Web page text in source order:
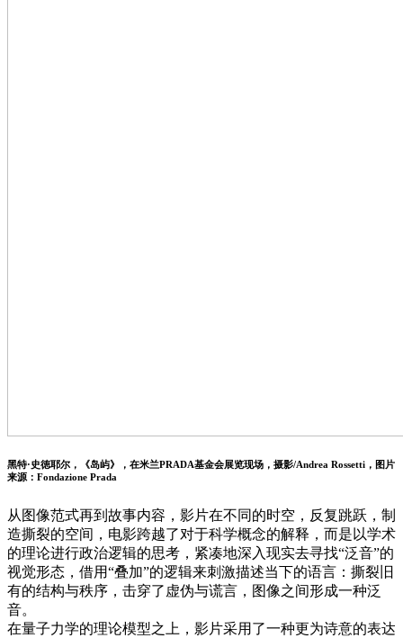
黑特·史徳耶尔，《岛屿》，在米兰PRADA基金会展览现场，摄影/Andrea Rossetti，图片
来源：Fondazione Prada
从图像范式再到故事内容，影片在不同的时空，反复跳跃，制
造撕裂的空间，电影跨越了对于科学概念的解释，而是以学术
的理论进行政治逻辑的思考，紧凑地深入现实去寻找“泛音”的
视觉形态，借用“叠加”的逻辑来刺激描述当下的语言：撕裂旧
有的结构与秩序，击穿了虚伪与谎言，图像之间形成一种泛
音。
在量子力学的理论模型之上，影片采用了一种更为诗意的表达